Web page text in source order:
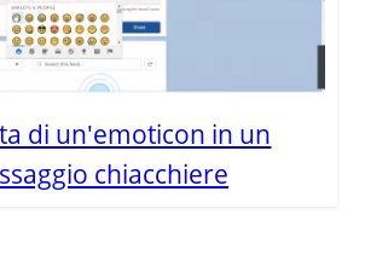
di un'emoticon in un
chiacchiere